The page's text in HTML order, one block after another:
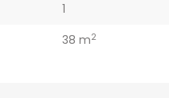
1
38 m2